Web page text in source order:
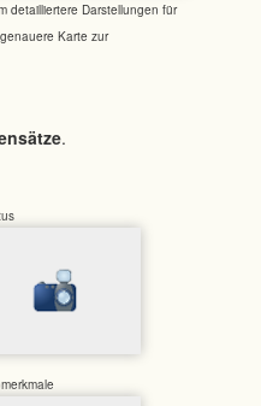
detailliertere Darstellungen für
Karte zur
.